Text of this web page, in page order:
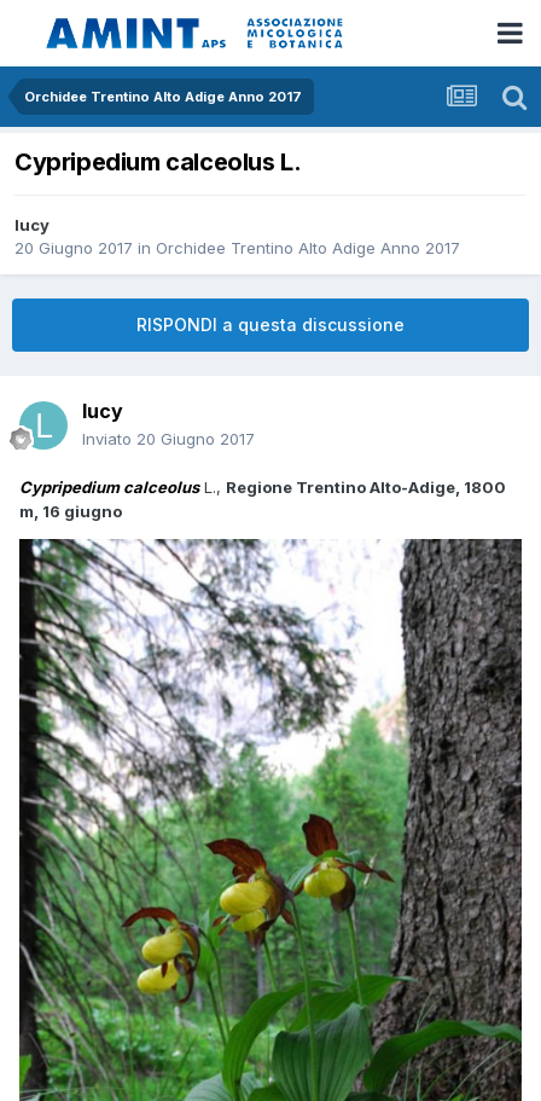
Orchidee Trentino Alto Adige Anno 2017
Cypripedium calceolus L.
lucy
20 Giugno 2017 in Orchidee Trentino Alto Adige Anno 2017
RISPONDI a questa discussione
lucy
Inviato 20 Giugno 2017
Cypripedium calceolusL., Regione Trentino Alto-Adige, 1800
m, 16 giugno